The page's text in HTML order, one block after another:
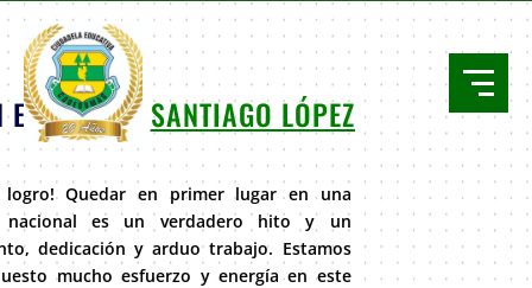
EN KARATE SANTIAGO LÓPEZ
logro! Quedar en primer lugar en una
nacional es un verdadero hito y un
dedicación y arduo trabajo. Estamos
mucho esfuerzo y energía en este